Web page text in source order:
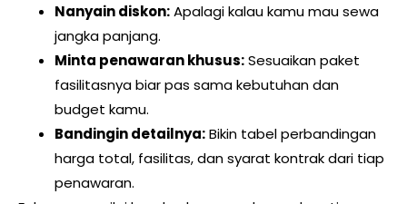
Nanyain diskon:Apalagi kalau kamu mau sewa
jangka panjang.
Minta penawaran khusus:Sesuaikan paket
fasilitasnya biar pas sama kebutuhan dan
budget kamu.
Bandingin detailnya:Bikin tabel perbandingan
harga total, fasilitas, dan syarat kontrak dari tiap
penawaran.